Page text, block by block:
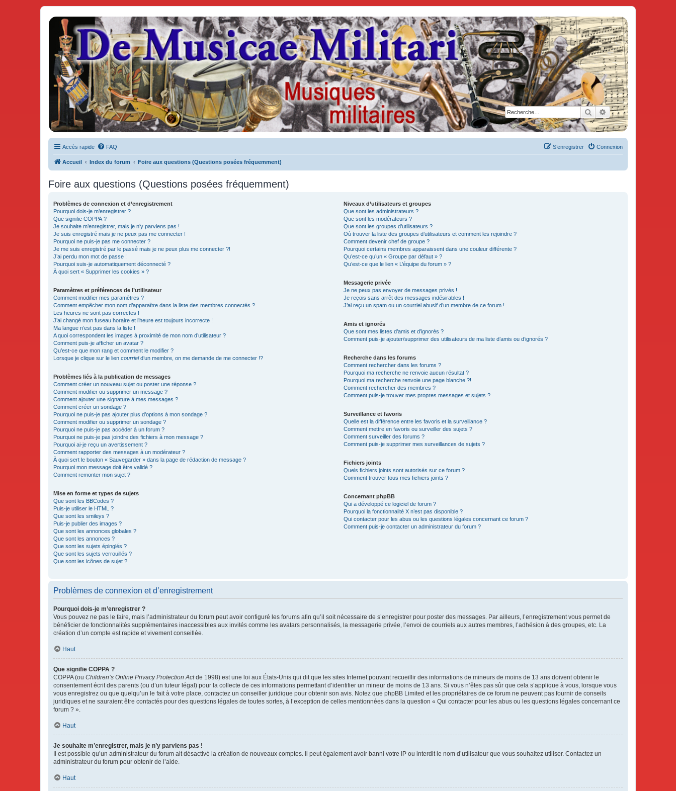
Rechercher
Recherche avancée
De Musicae Militari - Forums
Forums de discussions
Accès rapide FAQ Connexion
S’enregistrer
Accueil Index du forum Foire aux questions (Questions posées fréquemment)
Foire aux questions (Questions posées fréquemment)
Problèmes de connexion et d’enregistrement
Pourquoi dois-je m’enregistrer ?
Que signifie COPPA ?
Je souhaite m’enregistrer, mais je n’y parviens pas !
Je suis enregistré mais je ne peux pas me connecter !
Pourquoi ne puis-je pas me connecter ?
Je me suis enregistré par le passé mais je ne peux plus me connecter ?!
J’ai perdu mon mot de passe !
Pourquoi suis-je automatiquement déconnecté ?
À quoi sert « Supprimer les cookies » ?
Paramètres et préférences de l’utilisateur
Comment modifier mes paramètres ?
Comment empêcher mon nom d’apparaître dans la liste des membres connectés ?
Les heures ne sont pas correctes !
J’ai changé mon fuseau horaire et l’heure est toujours incorrecte !
Ma langue n’est pas dans la liste !
A quoi correspondent les images à proximité de mon nom d’utilisateur ?
Comment puis-je afficher un avatar ?
Qu’est-ce que mon rang et comment le modifier ?
Lorsque je clique sur le lien courrield’un membre, on me demande de me connecter !?
Problèmes liés à la publication de messages
Comment créer un nouveau sujet ou poster une réponse ?
Comment modifier ou supprimer un message ?
Comment ajouter une signature à mes messages ?
Comment créer un sondage ?
Pourquoi ne puis-je pas ajouter plus d’options à mon sondage ?
Comment modifier ou supprimer un sondage ?
Pourquoi ne puis-je pas accéder à un forum ?
Pourquoi ne puis-je pas joindre des fichiers à mon message ?
Pourquoi ai-je reçu un avertissement ?
Comment rapporter des messages à un modérateur ?
À quoi sert le bouton « Sauvegarder » dans la page de rédaction de message ?
Pourquoi mon message doit être validé ?
Comment remonter mon sujet ?
Mise en forme et types de sujets
Que sont les BBCodes ?
Puis-je utiliser le HTML ?
Que sont les smileys ?
Puis-je publier des images ?
Que sont les annonces globales ?
Que sont les annonces ?
Que sont les sujets épinglés ?
Que sont les sujets verrouillés ?
Que sont les icônes de sujet ?
Niveaux d’utilisateurs et groupes
Que sont les administrateurs ?
Que sont les modérateurs ?
Que sont les groupes d’utilisateurs ?
Où trouver la liste des groupes d’utilisateurs et comment les rejoindre ?
Comment devenir chef de groupe ?
Pourquoi certains membres apparaissent dans une couleur différente ?
Qu’est-ce qu’un « Groupe par défaut » ?
Qu’est-ce que le lien « L’équipe du forum » ?
Messagerie privée
Je ne peux pas envoyer de messages privés !
Je reçois sans arrêt des messages indésirables !
J’ai reçu un spam ou un courriel abusif d’un membre de ce forum !
Amis et ignorés
Que sont mes listes d’amis et d’ignorés ?
Comment puis-je ajouter/supprimer des utilisateurs de ma liste d’amis ou d’ignorés ?
Recherche dans les forums
Comment rechercher dans les forums ?
Pourquoi ma recherche ne renvoie aucun résultat ?
Pourquoi ma recherche renvoie une page blanche ?!
Comment rechercher des membres ?
Comment puis-je trouver mes propres messages et sujets ?
Surveillance et favoris
Quelle est la différence entre les favoris et la surveillance ?
Comment mettre en favoris ou surveiller des sujets ?
Comment surveiller des forums ?
Comment puis-je supprimer mes surveillances de sujets ?
Fichiers joints
Quels fichiers joints sont autorisés sur ce forum ?
Comment trouver tous mes fichiers joints ?
Concernant phpBB
Qui a développé ce logiciel de forum ?
Pourquoi la fonctionnalité X n’est pas disponible ?
Qui contacter pour les abus ou les questions légales concernant ce forum ?
Comment puis-je contacter un administrateur du forum ?
Problèmes de connexion et d’enregistrement
Pourquoi dois-je m’enregistrer ?
Vous pouvez ne pas le faire, mais l’administrateur du forum peut avoir configuré les forums afin qu’il soit nécessaire de s’enregistrer pour poster des messages. Par ailleurs, l’enregistrement vous permet de
bénéficier de fonctionnalités supplémentaires inaccessibles aux invités comme les avatars personnalisés, la messagerie privée, l’envoi de courriels aux autres membres, l’adhésion à des groupes, etc. La
création d’un compte est rapide et vivement conseillée.
Haut
Que signifie COPPA ?
COPPA (ou Children’s Online Privacy Protection Actde 1998) est une loi aux États-Unis qui dit que les sites Internet pouvant recueillir des informations de mineurs de moins de 13 ans doivent obtenir le
consentement écrit des parents (ou d’un tuteur légal) pour la collecte de ces informations permettant d’identifier un mineur de moins de 13 ans. Si vous n’êtes pas sûr que cela s’applique à vous, lorsque vous
vous enregistrez ou que quelqu’un le fait à votre place, contactez un conseiller juridique pour obtenir son avis. Notez que phpBB Limited et les propriétaires de ce forum ne peuvent pas fournir de conseils
juridiques et ne sauraient être contactés pour des questions légales de toutes sortes, à l’exception de celles mentionnées dans la question « Qui contacter pour les abus ou les questions légales concernant ce
forum ? ».
Haut
Je souhaite m’enregistrer, mais je n’y parviens pas !
Il est possible qu’un administrateur du forum ait désactivé la création de nouveaux comptes. Il peut également avoir banni votre IP ou interdit le nom d’utilisateur que vous souhaitez utiliser. Contactez un
administrateur du forum pour obtenir de l’aide.
Haut